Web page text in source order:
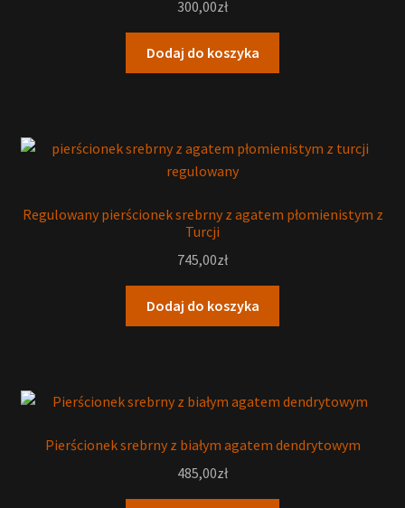
300,00zł
Dodaj do koszyka
Regulowany pierścionek srebrny z agatem płomienistym z
Turcji
745,00zł
Dodaj do koszyka
Pierścionek srebrny z białym agatem dendrytowym
485,00zł